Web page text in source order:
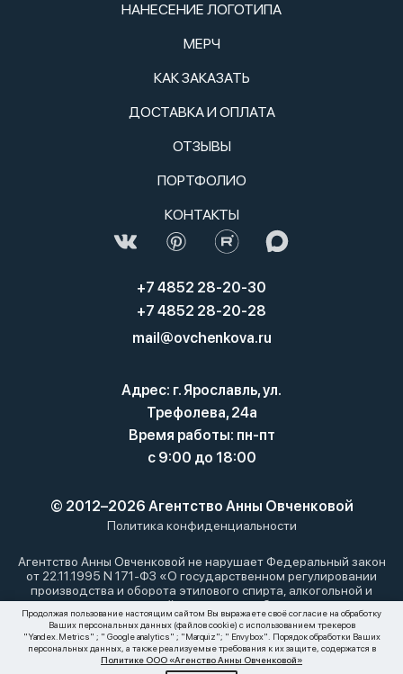
НАНЕСЕНИЕ ЛОГОТИПА
МЕРЧ
КАК ЗАКАЗАТЬ
ДОСТАВКА И ОПЛАТА
ОТЗЫВЫ
ПОРТФОЛИО
КОНТАКТЫ
+7 4852 28-20-30
+7 4852 28-20-28
mail@ovchenkova.ru
Адрес: г. Ярославль, ул.
Трефолева, 24а
Время работы: пн-пт
с 9:00 до 18:00
Политика конфиденциальности
© 2012–2026 Агентство Анны Овченковой
Агентство Анны Овченковой не нарушает Федеральный закон
от 22.11.1995 N 171-ФЗ «О государственном регулировании
производства и оборота этилового спирта, алкогольной и
спиртосодержащей продукции и об ограничении
потребления (распития) алкогольной продукции»: мы не
осуществляем дистанционную торговлю алкоголем. Все
материалы, размещенные на этом сайте, носят
информационный характер и не являются публичной офертой.
Продолжая пользование настоящим сайтом Вы выражаете своё согласие на обработку
Ваших персональных данных (файлов cookie) с использованием трекеров
"Yandex.Metrics" ; " Google analytics" ; "Marquiz"; " Envybox". Порядок обработки Ваших
персональных данных, а также реализуемые требования к их защите, содержатся в
Политике ООО «Агенство Анны Овченковой»